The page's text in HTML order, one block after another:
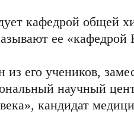
кафедрой общей
ее «кафедрой
из его учеников,
научный
кандидат